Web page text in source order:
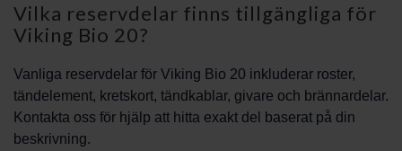
Vilka reservdelar finns tillgängliga för
Viking Bio 20?
Vanliga reservdelar för Viking Bio 20 inkluderar roster,
tändelement, kretskort, tändkablar, givare och brännardelar.
Kontakta oss för hjälp att hitta exakt del baserat på din
beskrivning.